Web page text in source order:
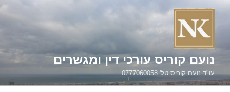
דילוג
נועם קוריס עורכי דין ומגשרים
עו"ד נועם קוריס טל' 0777060058